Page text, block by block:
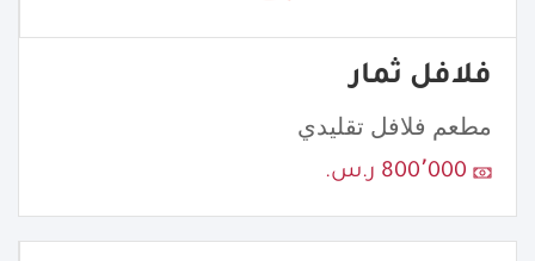
فلافل ثمار
مطعم فلافل تقليدي
800٬000 ر.س.